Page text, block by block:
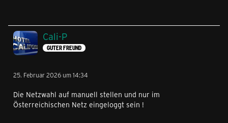
Cali-P
GUTER FREUND
25. Februar 2026 um 14:34
Die Netzwahl auf manuell stellen und nur im
Österreichischen Netz eingeloggt sein !